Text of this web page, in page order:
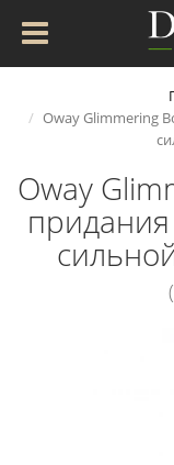
Oway Glimmering
Oway
придания